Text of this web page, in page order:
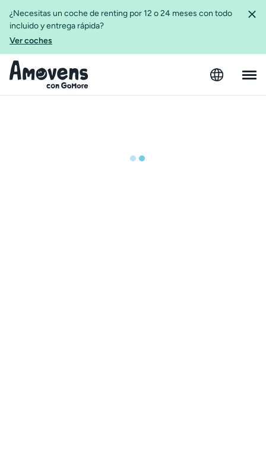
¿Necesitas un coche de renting por 12 o 24 meses con todo
incluido y entrega rápida?
Ver coches